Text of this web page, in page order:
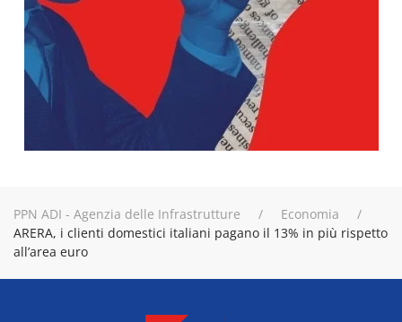
PPN ADI - Agenzia delle Infrastrutture
Economia
ARERA, i clienti domestici italiani pagano il 13% in più rispetto
all’area euro